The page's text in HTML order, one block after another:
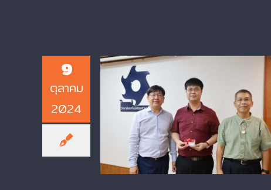
9
ตุลาคม
2024
Congratulations on Academic
Appointment to Assistant
Professor for Electrical
Engineering Faculty at KMUTNB
CIT